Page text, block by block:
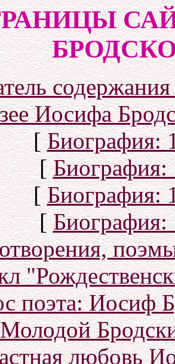
Иосифа
[Биография:
[Биография:
[Биография:
[Биография:
поэта: Иосиф
Молодой
любовь